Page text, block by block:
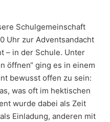
Schulgemeinschaft
Uhr zur Adventsandacht
– in der Schule. Unter
öffnen“ ging es in einem
bewusst offen zu sein:
was oft im hektischen
wurde dabei als Zeit
Einladung, anderen mit